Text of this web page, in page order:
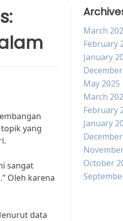
yang
sangat
Oleh karena
data
March
February
January
May 2025
March
February
January
October